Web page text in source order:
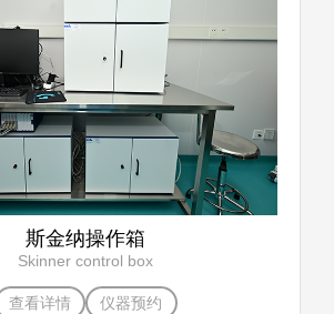
斯金纳操作箱
Skinner control box
查看详情 仪器预约